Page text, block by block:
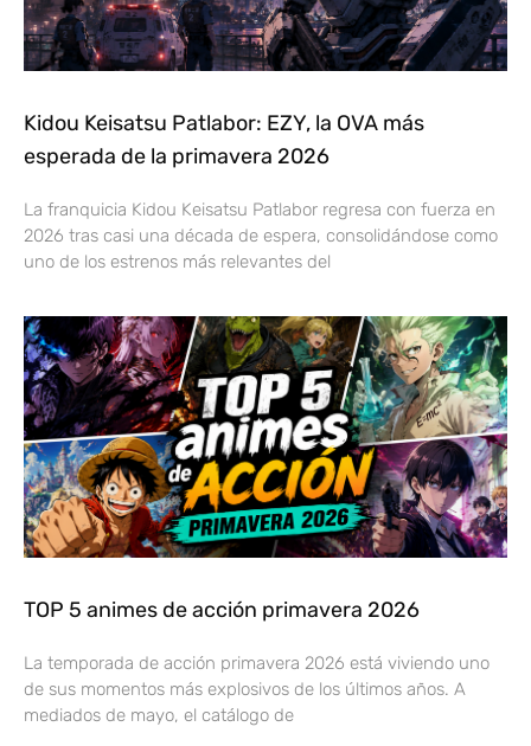
Kidou Keisatsu Patlabor: EZY, la OVA más
esperada de la primavera 2026
La franquicia Kidou Keisatsu Patlabor regresa con fuerza en
2026 tras casi una década de espera, consolidándose como
uno de los estrenos más relevantes del
TOP 5 animes de acción primavera 2026
La temporada de acción primavera 2026 está viviendo uno
de sus momentos más explosivos de los últimos años. A
mediados de mayo, el catálogo de